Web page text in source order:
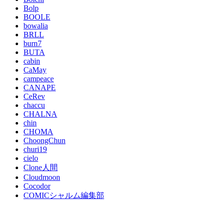
Bolp
BOOLE
bowalia
BRLL
burn7
BUTA
cabin
CaMay
campeace
CANAPE
CeRev
chaccu
CHALNA
chin
CHOMA
ChoongChun
churi19
cielo
Clone人間
Cloudmoon
Cocodor
COMICシャルム編集部